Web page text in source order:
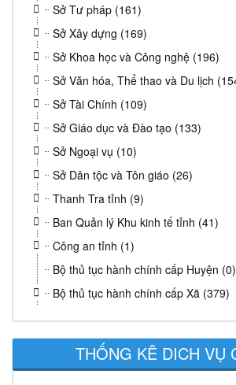
Sở Tư pháp (161)
Sở Xây dựng (169)
Sở Khoa học và Công nghệ (196)
Sở Văn hóa, Thể thao và Du lịch
Sở Tài Chính (109)
Sở Giáo dục và Đào tạo (133)
Sở Ngoại vụ (10)
Sở Dân tộc và Tôn giáo (26)
Thanh Tra tỉnh (9)
Ban Quản lý Khu kinh tế tỉnh (41)
Công an tỉnh (1)
Bộ thủ tục hành chính cấp Huyện (0)
Bộ thủ tục hành chính cấp Xã (379)
THỐNG KÊ DICH VỤ